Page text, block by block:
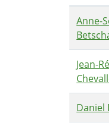
Anne-
Jean-
Daniel